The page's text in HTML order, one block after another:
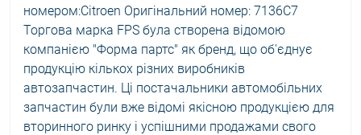
номером:Citroen Оригінальний номер: 7136C7
Торгова марка FPS була створена відомою
компанією "Форма партс" як бренд, що об'єднує
продукцію кількох різних виробників
автозапчастин. Ці постачальники автомобільних
запчастин були вже відомі якісною продукцією для
вторинного ринку і успішними продажами свого